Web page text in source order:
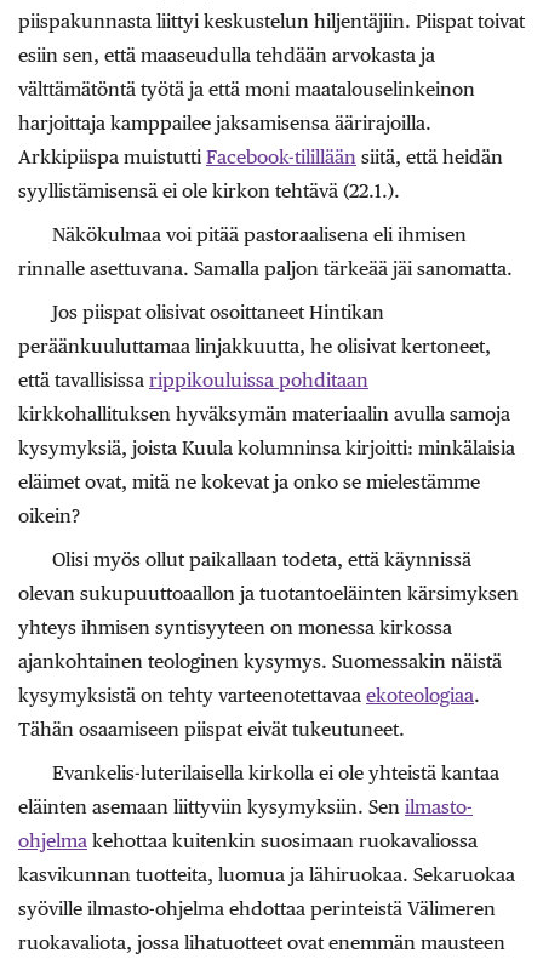
piispakunnasta liittyi keskustelun hiljentäjiin. Piispat toivat
esiin sen, että maaseudulla tehdään arvokasta ja
välttämätöntä työtä ja että moni maatalouselinkeinon
harjoittaja kamppailee jaksamisensa äärirajoilla.
Arkkipiispa muistutti Facebook-tilillään siitä, että heidän
syyllistämisensä ei ole kirkon tehtävä (22.1.).
Näkökulmaa voi pitää pastoraalisena eli ihmisen
rinnalle asettuvana. Samalla paljon tärkeää jäi sanomatta.
Jos piispat olisivat osoittaneet Hintikan
peräänkuuluttamaa linjakkuutta, he olisivat kertoneet,
että tavallisissa rippikouluissa pohditaan
kirkkohallituksen hyväksymän materiaalin avulla samoja
kysymyksiä, joista Kuula kolumninsa kirjoitti: minkälaisia
eläimet ovat, mitä ne kokevat ja onko se mielestämme
oikein?
Olisi myös ollut paikallaan todeta, että käynnissä
olevan sukupuuttoaallon ja tuotantoeläinten kärsimyksen
yhteys ihmisen syntisyyteen on monessa kirkossa
ajankohtainen teologinen kysymys. Suomessakin näistä
kysymyksistä on tehty varteenotettavaa ekoteologiaa.
Tähän osaamiseen piispat eivät tukeutuneet.
Evankelis-luterilaisella kirkolla ei ole yhteistä kantaa
eläinten asemaan liittyviin kysymyksiin. Sen ilmasto-
ohjelma kehottaa kuitenkin suosimaan ruokavaliossa
kasvikunnan tuotteita, luomua ja lähiruokaa. Sekaruokaa
syöville ilmasto-ohjelma ehdottaa perinteistä Välimeren
ruokavaliota, jossa lihatuotteet ovat enemmän mausteen